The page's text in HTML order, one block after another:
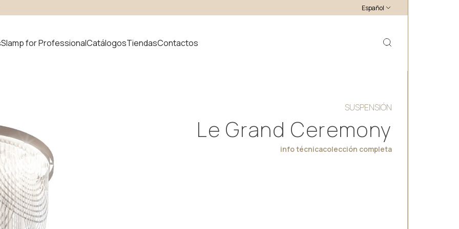
Español
Slamp for ProfessionalCatálogosTiendasContactos
SUSPENSIÓN
Le Grand Ceremony
info técnicacolección completa